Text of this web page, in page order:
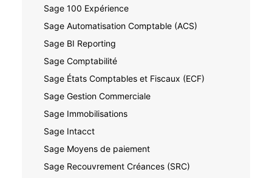
Sage 100 Expérience
Sage Automatisation Comptable (ACS)
Sage BI Reporting
Sage Comptabilité
Sage États Comptables et Fiscaux (ECF)
Sage Gestion Commerciale
Sage Immobilisations
Sage Intacct
Sage Moyens de paiement
Sage Recouvrement Créances (SRC)